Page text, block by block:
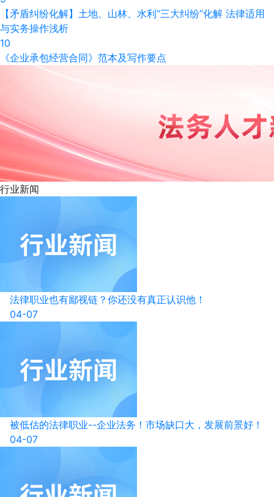
【矛盾纠纷化解】土地、山林、水利“三大纠纷”化解 法律适用
与实务操作浅析
10
《企业承包经营合同》范本及写作要点
行业新闻
法律职业也有鄙视链？你还没有真正认识他！
04-07
被低估的法律职业--企业法务！市场缺口大，发展前景好！
04-07